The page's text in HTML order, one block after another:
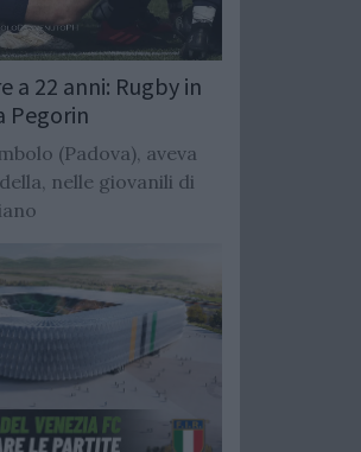
a 22 anni: Rugby in
Pegorin
(Padova), aveva
nelle giovanili di